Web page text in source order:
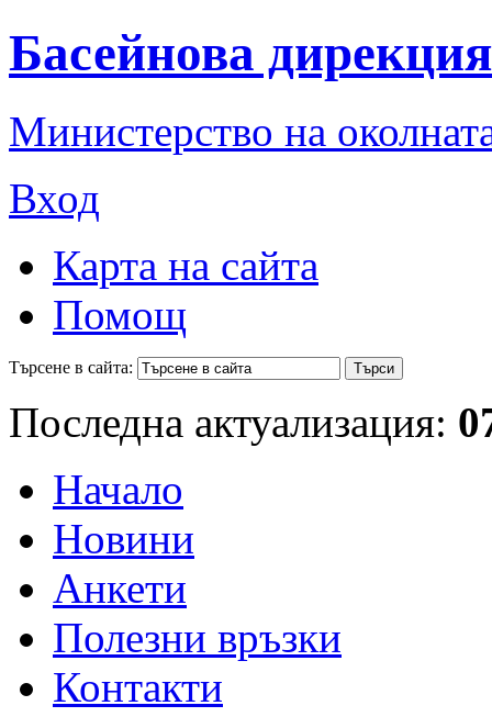
Басейнова
Министерство на
Вход
Карта на сайта
Помощ
Търсене в сайта:
Последна актуализация:
Начало
Новини
Анкети
Полезни връзки
Контакти